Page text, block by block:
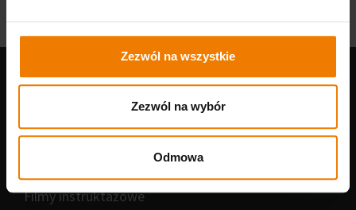
Zezwól na wszystkie
Zezwól na wybór
Odmowa
O nas
Kariera
Serwis
Filmy instruktażowe